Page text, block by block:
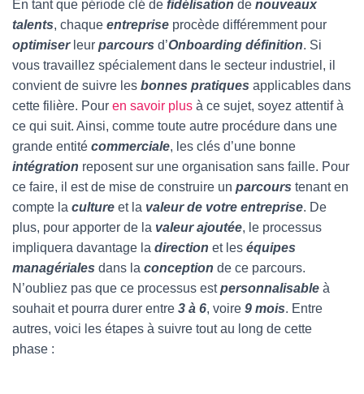
En tant que période clé de fidélisation de nouveaux
talents, chaque entreprise procède différemment pour
optimiserleur parcours d’Onboarding définition. Si
vous travaillez spécialement dans le secteur industriel, il
convient de suivre les bonnes pratiques applicables dans
cette filière. Pour en savoir plus à ce sujet, soyez attentif à
ce qui suit. Ainsi, comme toute autre procédure dans une
grande entité commerciale, les clés d’une bonne
intégration reposent sur une organisation sans faille. Pour
ce faire, il est de mise de construire un parcours tenant en
compte la culture et la valeur de votre entreprise. De
plus, pour apporter de la valeur ajoutée, le processus
impliquera davantage la direction et les équipes
managériales dans la conception de ce parcours.
N’oubliez pas que ce processus estpersonnalisable à
souhait et pourra durer entre 3 à 6, voire 9 mois. Entre
autres, voici les étapes à suivre tout au long de cette
phase :